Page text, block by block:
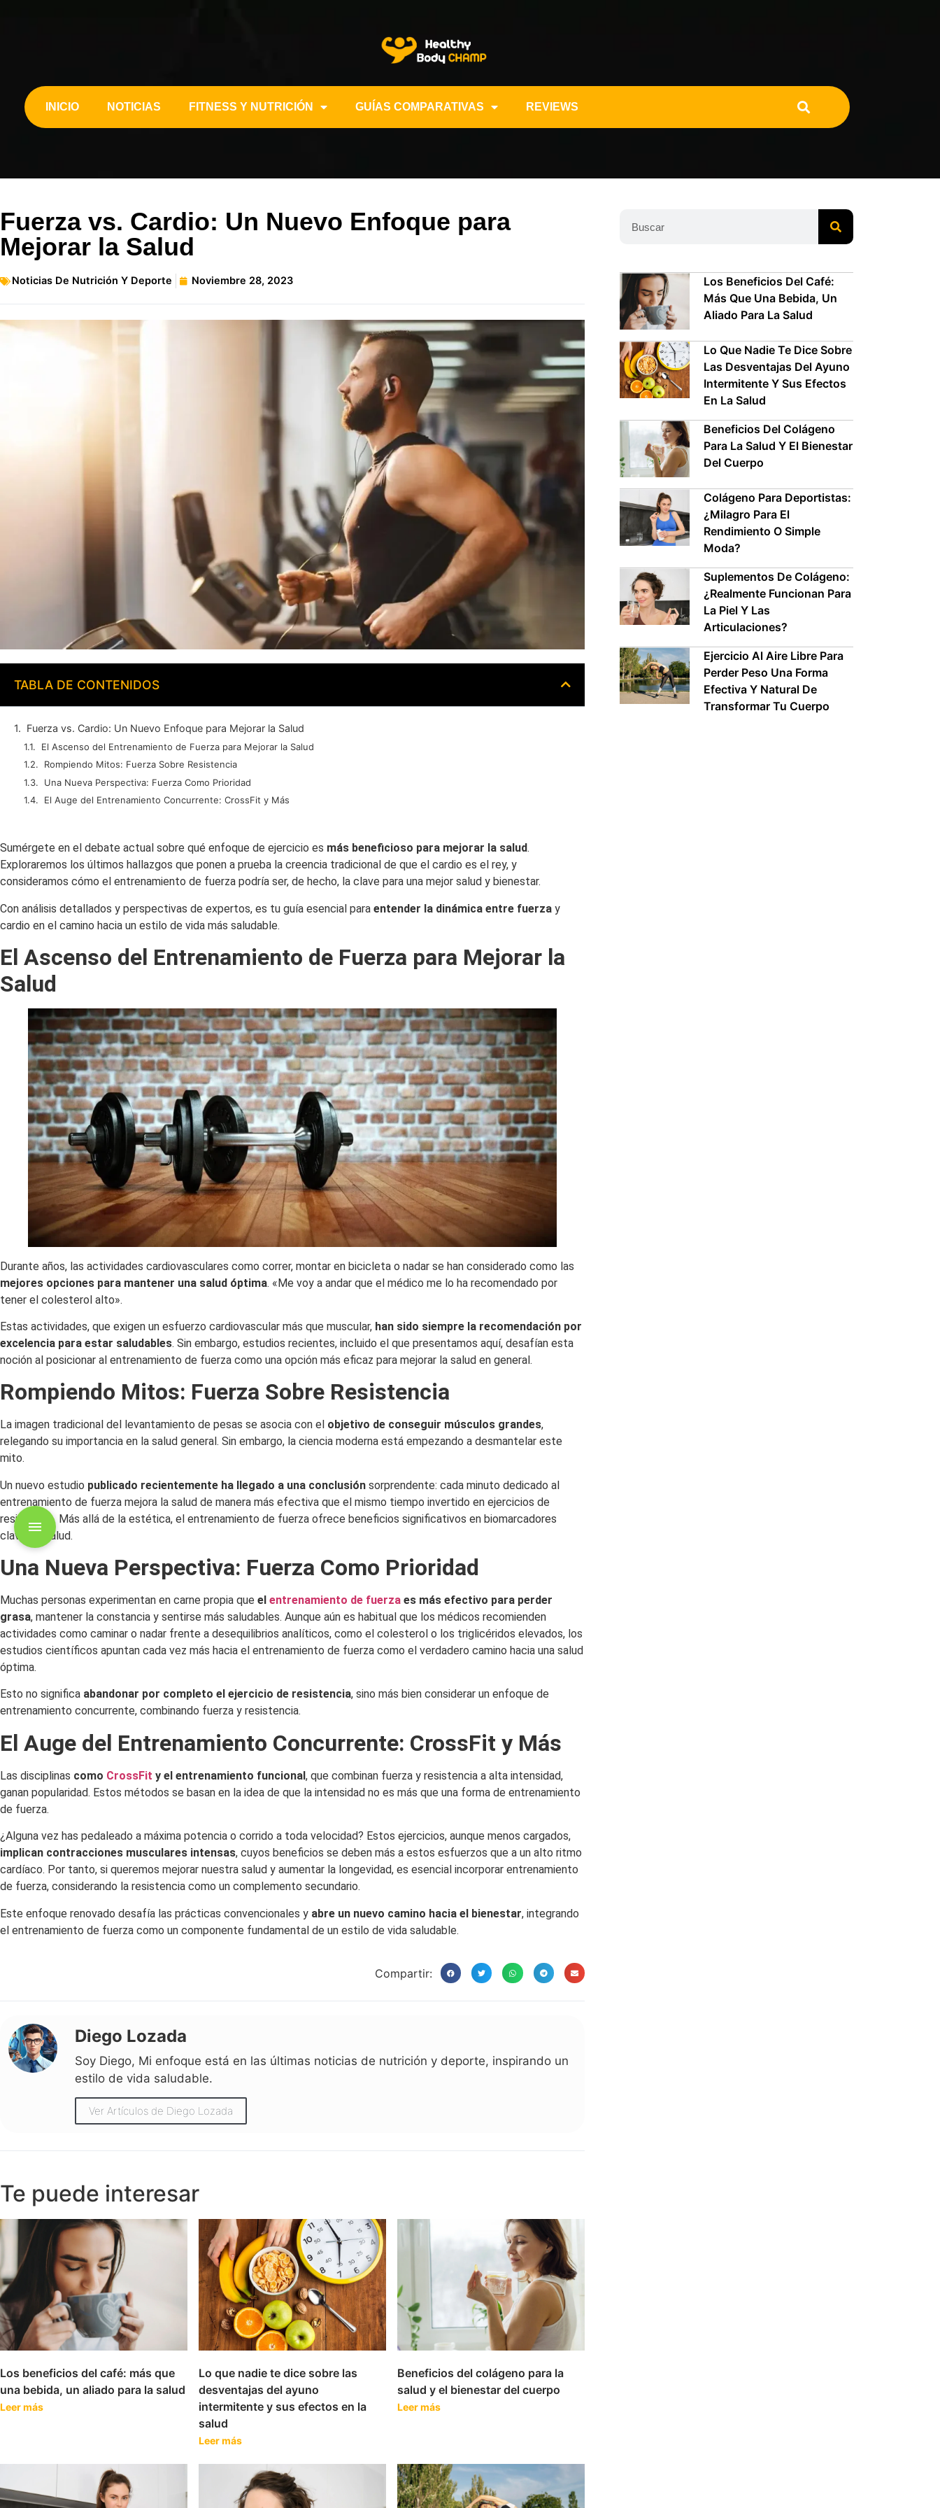
INICIO NOTICIAS FITNESS Y NUTRICIÓN GUÍAS COMPARATIVAS REVIEWS
Fuerza vs. Cardio: Un Nuevo Enfoque para
Mejorar la Salud
Noticias De Nutrición Y Deporte Noviembre 28, 2023
TABLA DE CONTENIDOS
Fuerza vs. Cardio: Un Nuevo Enfoque para Mejorar la Salud
El Ascenso del Entrenamiento de Fuerza para Mejorar la Salud
Rompiendo Mitos: Fuerza Sobre Resistencia
Una Nueva Perspectiva: Fuerza Como Prioridad
El Auge del Entrenamiento Concurrente: CrossFit y Más
Sumérgete en el debate actual sobre qué enfoque de ejercicio es más beneficioso para mejorar la salud.
Exploraremos los últimos hallazgos que ponen a prueba la creencia tradicional de que el cardio es el rey, y
consideramos cómo el entrenamiento de fuerza podría ser, de hecho, la clave para una mejor salud y bienestar.
Con análisis detallados y perspectivas de expertos, es tu guía esencial para entender la dinámica entre fuerza y
cardio en el camino hacia un estilo de vida más saludable.
El Ascenso del Entrenamiento de Fuerza para Mejorar la
Salud
Durante años, las actividades cardiovasculares como correr, montar en bicicleta o nadar se han considerado como las
mejores opciones para mantener una salud óptima. «Me voy a andar que el médico me lo ha recomendado por
tener el colesterol alto».
Estas actividades, que exigen un esfuerzo cardiovascular más que muscular, han sido siempre la recomendación por
excelencia para estar saludables. Sin embargo, estudios recientes, incluido el que presentamos aquí, desafían esta
noción al posicionar al entrenamiento de fuerza como una opción más eficaz para mejorar la salud en general.
Rompiendo Mitos: Fuerza Sobre Resistencia
La imagen tradicional del levantamiento de pesas se asocia con el objetivo de conseguir músculos grandes,
relegando su importancia en la salud general. Sin embargo, la ciencia moderna está empezando a desmantelar este
mito.
Un nuevo estudio publicado recientemente ha llegado a una conclusión sorprendente: cada minuto dedicado al
entrenamiento de fuerza mejora la salud de manera más efectiva que el mismo tiempo invertido en ejercicios de
resistencia. Más allá de la estética, el entrenamiento de fuerza ofrece beneficios significativos en biomarcadores
clave de salud.
Una Nueva Perspectiva: Fuerza Como Prioridad
Muchas personas experimentan en carne propia que el entrenamiento de fuerza es más efectivo para perder
grasa, mantener la constancia y sentirse más saludables. Aunque aún es habitual que los médicos recomienden
actividades como caminar o nadar frente a desequilibrios analíticos, como el colesterol o los triglicéridos elevados, los
estudios científicos apuntan cada vez más hacia el entrenamiento de fuerza como el verdadero camino hacia una salud
óptima.
Esto no significa abandonar por completo el ejercicio de resistencia, sino más bien considerar un enfoque de
entrenamiento concurrente, combinando fuerza y resistencia.
El Auge del Entrenamiento Concurrente: CrossFit y Más
Las disciplinas como CrossFit y el entrenamiento funcional, que combinan fuerza y resistencia a alta intensidad,
ganan popularidad. Estos métodos se basan en la idea de que la intensidad no es más que una forma de entrenamiento
de fuerza.
¿Alguna vez has pedaleado a máxima potencia o corrido a toda velocidad? Estos ejercicios, aunque menos cargados,
implican contracciones musculares intensas, cuyos beneficios se deben más a estos esfuerzos que a un alto ritmo
cardíaco. Por tanto, si queremos mejorar nuestra salud y aumentar la longevidad, es esencial incorporar entrenamiento
de fuerza, considerando la resistencia como un complemento secundario.
Este enfoque renovado desafía las prácticas convencionales y abre un nuevo camino hacia el bienestar, integrando
el entrenamiento de fuerza como un componente fundamental de un estilo de vida saludable.
Compartir:
Diego Lozada
Soy Diego, Mi enfoque está en las últimas noticias de nutrición y deporte, inspirando un
estilo de vida saludable.
Ver Artículos de Diego Lozada
Te puede interesar
Los beneficios del café: más que
una bebida, un aliado para la salud
Leer más
Lo que nadie te dice sobre las
desventajas del ayuno
intermitente y sus efectos en la
salud
Leer más
Beneficios del colágeno para la
salud y el bienestar del cuerpo
Leer más
Los Beneficios Del Café:
Más Que Una Bebida, Un
Aliado Para La Salud
Lo Que Nadie Te Dice Sobre
Las Desventajas Del Ayuno
Intermitente Y Sus Efectos
En La Salud
Beneficios Del Colágeno
Para La Salud Y El Bienestar
Del Cuerpo
Colágeno Para Deportistas:
¿Milagro Para El
Rendimiento O Simple
Moda?
Suplementos De Colágeno:
¿Realmente Funcionan Para
La Piel Y Las
Articulaciones?
Ejercicio Al Aire Libre Para
Perder Peso Una Forma
Efectiva Y Natural De
Transformar Tu Cuerpo